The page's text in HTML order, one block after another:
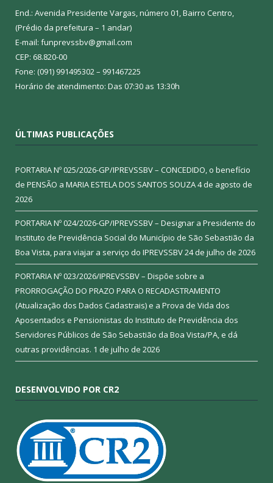
End.: Avenida Presidente Vargas, número 01, Bairro Centro,
(Prédio da prefeitura – 1 andar)
E-mail: funprevssbv@gmail.com
CEP: 68.820-00
Fone: (091) 991495302 – 991467225
Horário de atendimento: Das 07:30 as 13:30h
ÚLTIMAS PUBLICAÇÕES
PORTARIA Nº 025/2026-GP/IPREVSSBV – CONCEDIDO, o benefício
de PENSÃO a MARIA ESTELA DOS SANTOS SOUZA4 de agosto de
2026
PORTARIA Nº 024/2026-GP/IPREVSSBV – Designar a Presidente do
Instituto de Previdência Social do Município de São Sebastião da
Boa Vista, para viajar a serviço do IPREVSSBV24 de julho de 2026
PORTARIA Nº 023/2026/IPREVSSBV – Dispõe sobre a
PRORROGAÇÃO DO PRAZO PARA O RECADASTRAMENTO
(Atualização dos Dados Cadastrais) e a Prova de Vida dos
Aposentados e Pensionistas do Instituto de Previdência dos
Servidores Públicos de São Sebastião da Boa Vista/PA, e dá
outras providências. 1 de julho de 2026
DESENVOLVIDO POR CR2